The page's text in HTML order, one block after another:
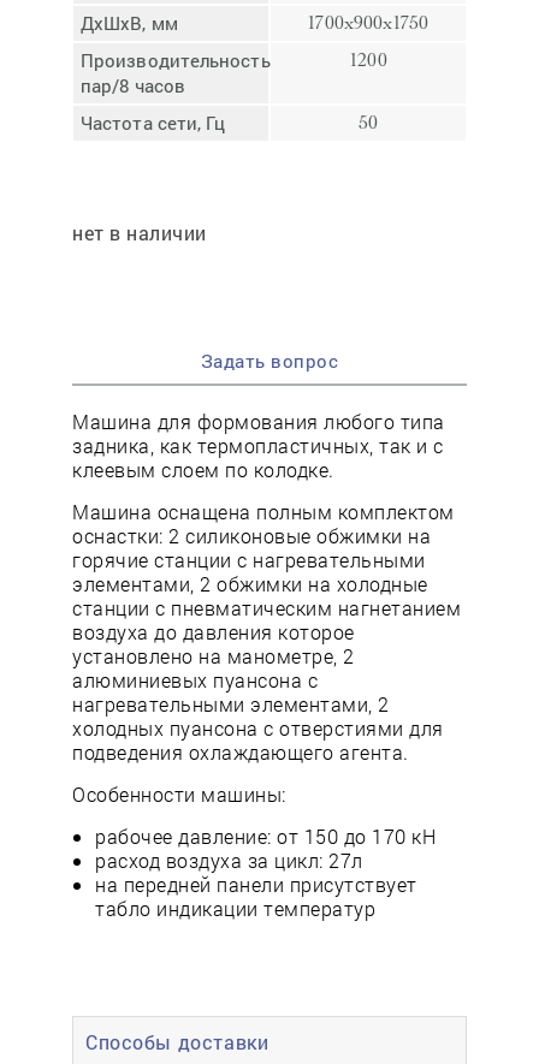
Способы доставки
ДхШхВ, мм 1700x900x1750
Производительность,
пар/8 часов
1200
Частота сети, Гц 50
нет в наличии
Задать вопрос
Машина для формования любого типа
задника, как термопластичных, так и с
клеевым слоем по колодке.
Машина оснащена полным комплектом
оснастки: 2 силиконовые обжимки на
горячие станции с нагревательными
элементами, 2 обжимки на холодные
станции с пневматическим нагнетанием
воздуха до давления которое
установлено на манометре, 2
алюминиевых пуансона с
нагревательными элементами, 2
холодных пуансона с отверстиями для
подведения охлаждающего агента.
Особенности машины:
рабочее давление: от 150 до 170 кН
расход воздуха за цикл: 27л
на передней панели присутствует
табло индикации температур